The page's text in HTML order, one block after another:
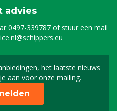
advies
0497-339787of stuur een mail
het laatste nieuws
aan voor onze mailing.
Schrijf je in voor onze